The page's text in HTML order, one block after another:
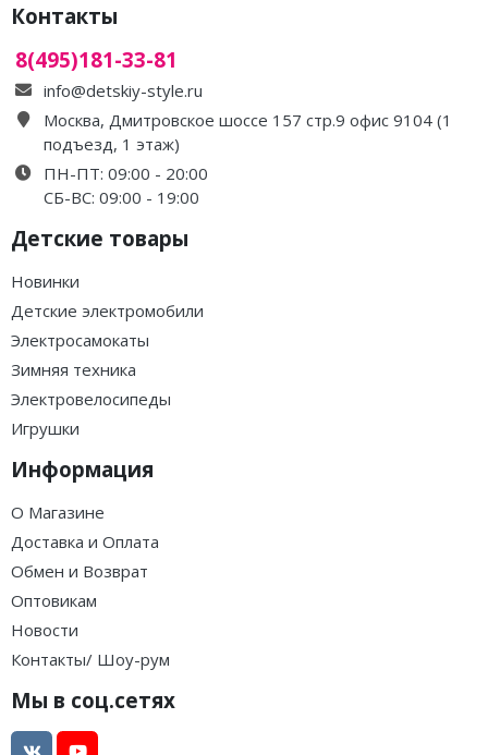
Контакты
8(495)181-33-81
info@detskiy-style.ru
Москва, Дмитровское шоссе 157 стр.9 офис 9104 (1
подъезд, 1 этаж)
ПН-ПТ: 09:00 - 20:00
СБ-ВС: 09:00 - 19:00
Детские товары
Новинки
Детские электромобили
Электросамокаты
Зимняя техника
Электровелосипеды
Игрушки
Информация
О Магазине
Доставка и Оплата
Обмен и Возврат
Оптовикам
Новости
Контакты/ Шоу-рум
Мы в соц.сетях